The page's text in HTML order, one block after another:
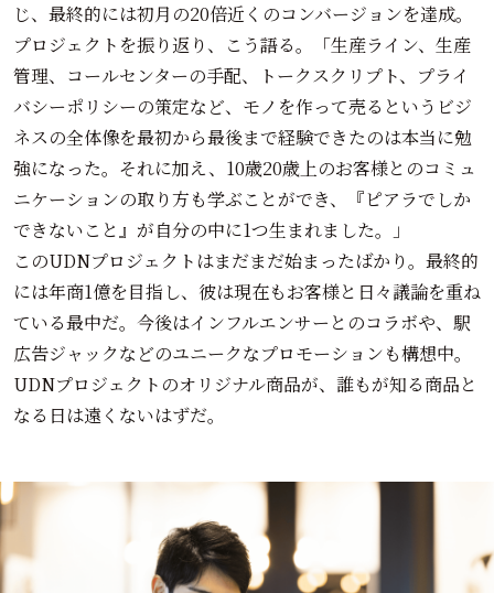
じ、最終的には初月の20倍近くのコンバージョンを達成。
プロジェクトを振り返り、こう語る。「生産ライン、生産
管理、コールセンターの手配、トークスクリプト、プライ
バシーポリシーの策定など、モノを作って売るというビジ
ネスの全体像を最初から最後まで経験できたのは本当に勉
強になった。それに加え、10歳20歳上のお客様とのコミュ
ニケーションの取り方も学ぶことができ、『ピアラでしか
できないこと』が自分の中に1つ生まれました。」
このUDNプロジェクトはまだまだ始まったばかり。最終的
には年商1億を目指し、彼は現在もお客様と日々議論を重ね
ている最中だ。今後はインフルエンサーとのコラボや、駅
広告ジャックなどのユニークなプロモーションも構想中。
UDNプロジェクトのオリジナル商品が、誰もが知る商品と
なる日は遠くないはずだ。